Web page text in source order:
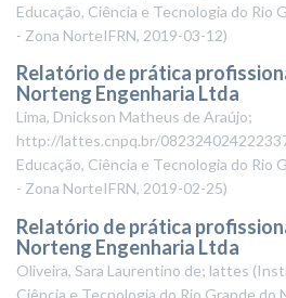
Educação, Ciência e Tecnologia do Rio
- Zona NorteIFRN, 2019-03-12)
Relatório de prática
Norteng Engenharia Ltda
Lima, Dnickson Matheus de Araújo;
http://lattes.cnpq.br/
Educação, Ciência e Tecnologia do Rio
- Zona NorteIFRN, 2019-02-25)
Relatório de prática
Norteng Engenharia Ltda
Oliveira, Sara Laurentino de; lattes (
Ciência e Tecnologia do Rio Grande do